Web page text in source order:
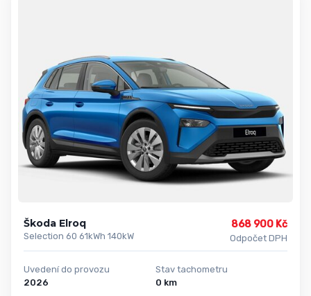
Škoda Elroq
Selection 60 61kWh 140kW
868 900 Kč
Odpočet DPH
Uvedení do provozu
2026
Stav tachometru
0 km